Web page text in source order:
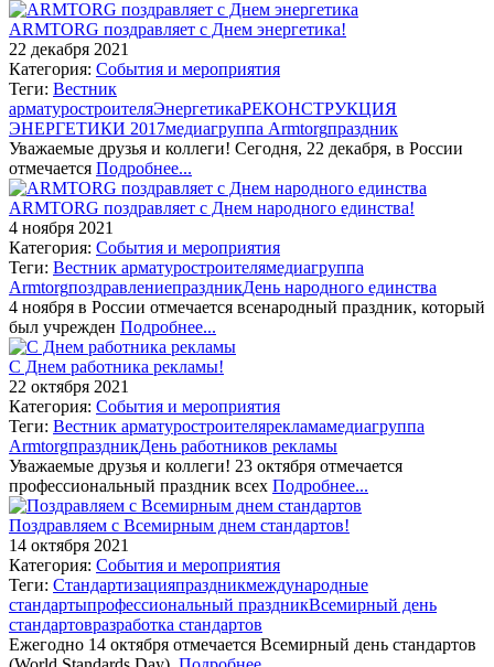
ARMTORG поздравляет с Днем энергетика!
22 декабря 2021
Категория: События и мероприятия
Теги: Вестник
арматуростроителяЭнергетикаРЕКОНСТРУКЦИЯ
ЭНЕРГЕТИКИ 2017медиагруппа Armtorgпраздник
Уважаемые друзья и коллеги! Сегодня, 22 декабря, в России
отмечается Подробнее...
ARMTORG поздравляет с Днем народного единства!
4 ноября 2021
Категория: События и мероприятия
Теги: Вестник арматуростроителямедиагруппа
ArmtorgпоздравлениепраздникДень народного единства
4 ноября в России отмечается всенародный праздник, который
был учрежден Подробнее...
С Днем работника рекламы!
22 октября 2021
Категория: События и мероприятия
Теги: Вестник арматуростроителярекламамедиагруппа
ArmtorgпраздникДень работников рекламы
Уважаемые друзья и коллеги! 23 октября отмечается
профессиональный праздник всех Подробнее...
Поздравляем с Всемирным днем стандартов!
14 октября 2021
Категория: События и мероприятия
Теги: Стандартизацияпраздникмеждународные
стандартыпрофессиональный праздникВсемирный день
стандартовразработка стандартов
Ежегодно 14 октября отмечается Всемирный день стандартов